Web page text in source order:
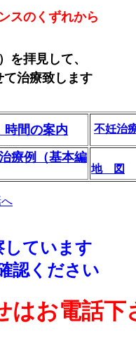
スのくずれから
を拝見して、
治療致します
時間の案内 不妊治
療例（基本編
地 図
しています
認ください
はお電話下